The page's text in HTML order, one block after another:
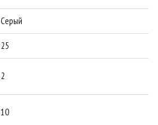
Серый
25
2
10